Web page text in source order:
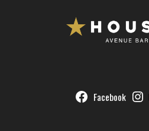
Facebook